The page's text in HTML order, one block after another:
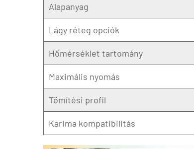
Alapanyag
Lágy réteg opciók
Hőmérséklet tartomány
Maximális nyomás
Tömítési profil
Karima kompatibilitás